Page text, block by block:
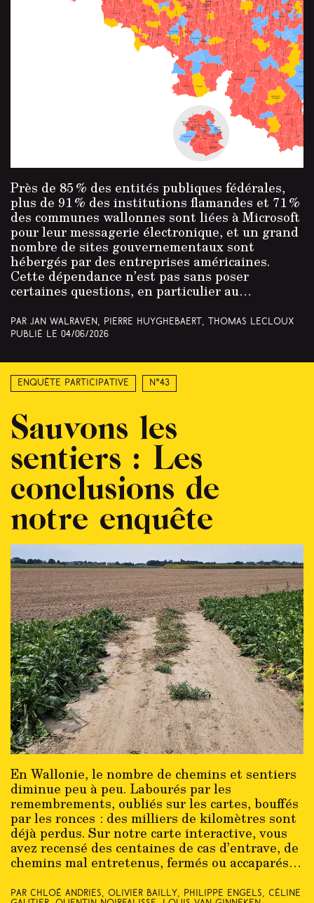
Près de 85 % des entités publiques fédérales,
plus de 91 % des institutions flamandes et 71 %
des communes wallonnes sont liées à Microsoft
pour leur messagerie électronique, et un grand
nombre de sites gouvernementaux sont
hébergés par des entreprises américaines.
Cette dépendance n’est pas sans poser
certaines questions, en particulier au…
Par Jan Walraven, Pierre Huyghebaert, Thomas Lecloux
Publié le 04/06/2026
Enquête participative N°43
Sauvons les
sentiers : Les
conclusions de
notre enquête
En Wallonie, le nombre de chemins et sentiers
diminue peu à peu. Labourés par les
remembrements, oubliés sur les cartes, bouffés
par les ronces : des milliers de kilomètres sont
déjà perdus. Sur notre carte interactive, vous
avez recensé des centaines de cas d’entrave, de
chemins mal entretenus, fermés ou accaparés…
Par Chloé Andries, Olivier Bailly, Philippe Engels, Céline